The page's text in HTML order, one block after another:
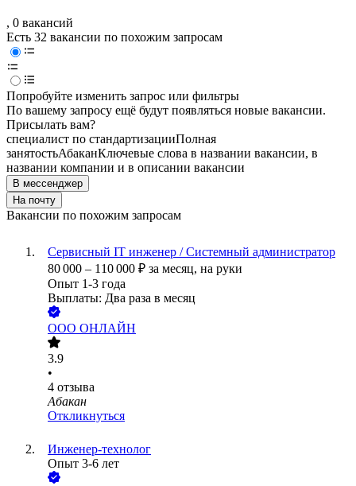
, 0 вакансий
Есть 32 вакансии по похожим запросам
Попробуйте изменить запрос или фильтры
По вашему запросу ещё будут появляться новые вакансии.
Присылать вам?
специалист по стандартизацииПолная
занятостьАбаканКлючевые слова в названии вакансии, в
названии компании и в описании вакансии
В мессенджер
На почту
Вакансии по похожим запросам
Сервисный IT инженер / Системный администратор
80 000 – 110 000 ₽ за месяц, на руки
Опыт 1-3 года
Выплаты: Два раза в месяц
ООО ОНЛАЙН
3.9
•
4 отзыва
Абакан
Откликнуться
Инженер-технолог
Опыт 3-6 лет